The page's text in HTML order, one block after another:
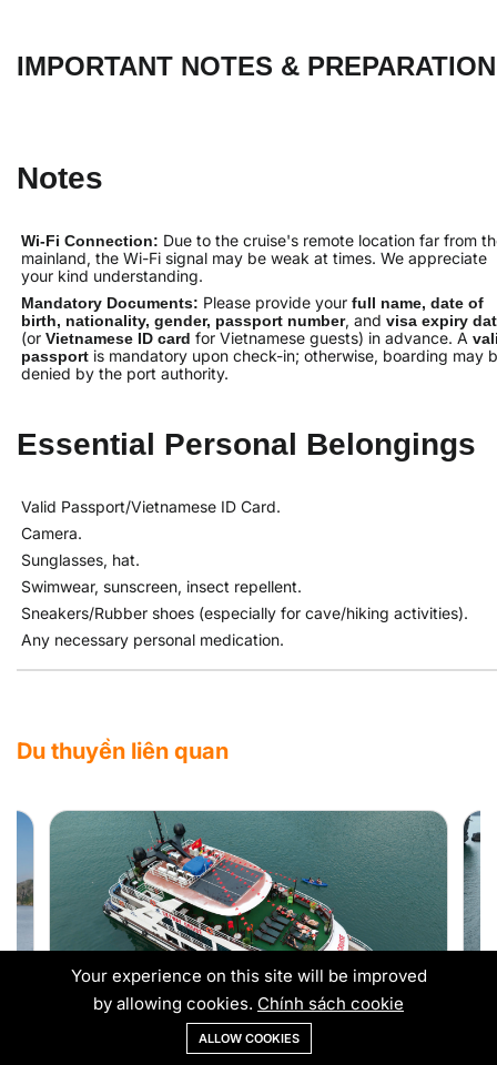
IMPORTANT NOTES & PREPARATION
Notes
Wi-Fi Connection: Due to the cruise's remote location far from
mainland, the Wi-Fi signal may be weak at times. We appreciate
your kind understanding.
Mandatory Documents: Please provide your full name, date of
birth, nationality, gender, passport number, and visa expiry
(or Vietnamese ID card for Vietnamese guests) in advance. A
passport is mandatory upon check-in; otherwise, boarding may
denied by the port authority.
Essential Personal Belongings
Valid Passport/Vietnamese ID Card.
Camera.
Sunglasses, hat.
Swimwear, sunscreen, insect repellent.
Sneakers/Rubber shoes (especially for cave/hiking activities).
Any necessary personal medication.
Du thuyền liên quan
4
DU THUYỀN SKY WAY 89 - SUNSET
Your experience on this site will be improved
by allowing cookies. Chính sách cookie
ALLOW COOKIES